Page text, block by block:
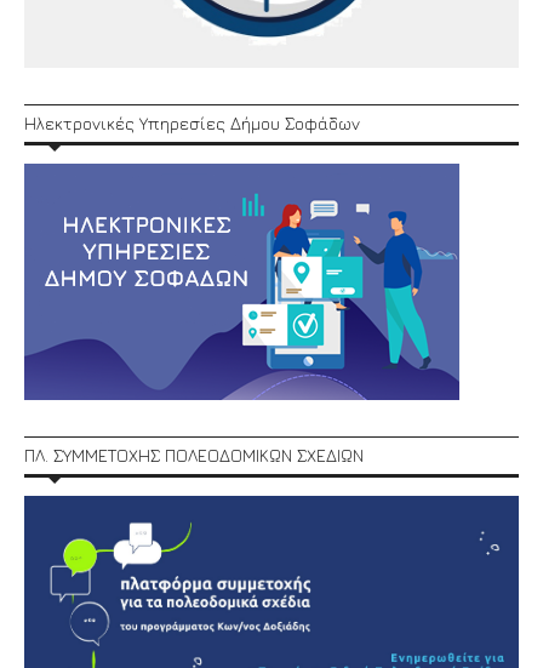
Ηλεκτρονικές Υπηρεσίες Δήμου Σοφάδων
ΠΛ. ΣΥΜΜΕΤΟΧΗΣ ΠΟΛΕΟΔΟΜΙΚΩΝ ΣΧΕΔΙΩΝ